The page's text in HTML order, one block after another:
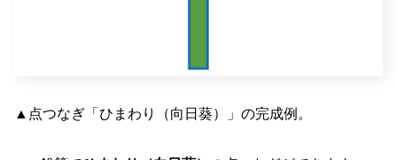
▲点つなぎ「ひまわり（向日葵）」の完成例。